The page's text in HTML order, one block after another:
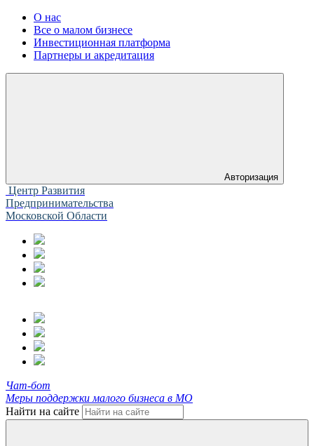
О нас
Все о малом бизнесе
Инвестиционная платформа
Партнеры и акредитация
Авторизация
Центр Развития
Предпринимательства
Московской Области
Чат-бот
Меры поддержки малого бизнеса в МО
Найти на сайте